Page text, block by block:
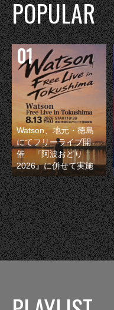
POPULAR
Watson、地元・徳島
にてフリーライブ開
催 『阿波おどり
2026』に併せて実施